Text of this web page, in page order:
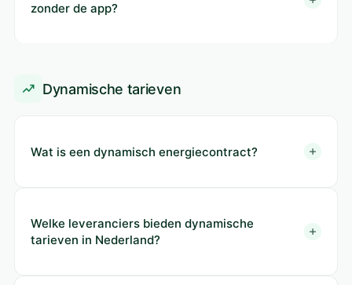
zonder de app?
Dynamische tarieven
Wat is een dynamisch energiecontract?
Welke leveranciers bieden dynamische
tarieven in Nederland?